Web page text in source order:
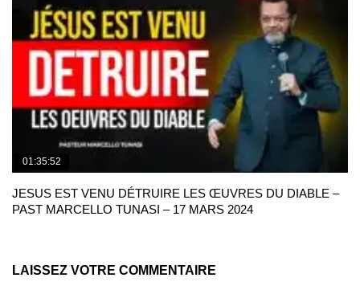
01:35:52
JESUS EST VENU DÉTRUIRE LES ŒUVRES DU DIABLE –
PAST MARCELLO TUNASI – 17 MARS 2024
LAISSEZ VOTRE COMMENTAIRE